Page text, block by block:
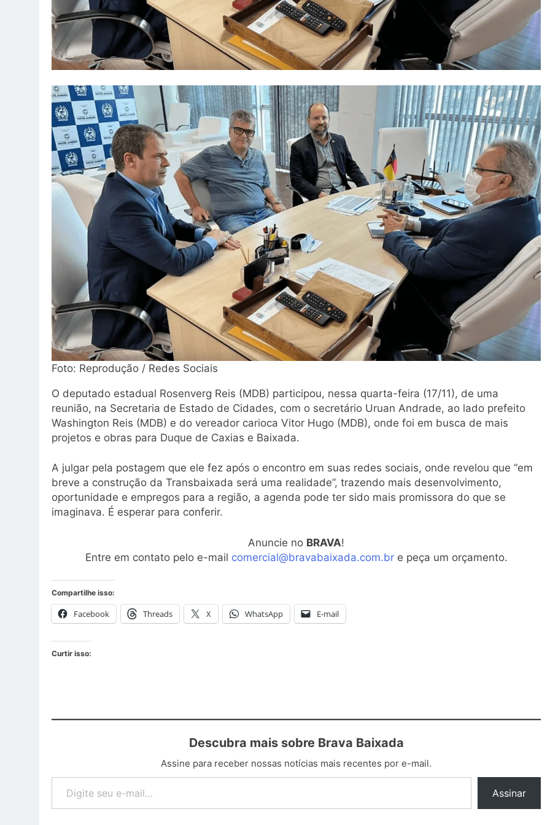
Foto: Reprodução / Redes Sociais
O deputado estadual Rosenverg Reis (MDB) participou, nessa quarta-feira (17/11), de uma
reunião, na Secretaria de Estado de Cidades, com o secretário Uruan Andrade, ao lado prefeito
Washington Reis (MDB) e do vereador carioca Vitor Hugo (MDB), onde foi em busca de mais
projetos e obras para Duque de Caxias e Baixada.
A julgar pela postagem que ele fez após o encontro em suas redes sociais, onde revelou que “em
breve a construção da Transbaixada será uma realidade”, trazendo mais desenvolvimento,
oportunidade e empregos para a região, a agenda pode ter sido mais promissora do que se
imaginava. É esperar para conferir.
Anuncie no BRAVA!
Entre em contato pelo e-mail comercial@bravabaixada.com.bre peça um orçamento.
Compartilhe isso:
Facebook Threads X WhatsApp E-mail
Curtir isso:
Descubra mais sobre Brava Baixada
Assine para receber nossas notícias mais recentes por e-mail.
Assinar